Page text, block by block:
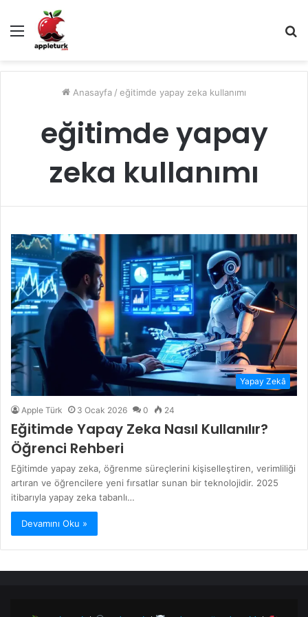
Menü
...
Anasayfa / eğitimde yapay zeka kullanımı
eğitimde yapay
zeka kullanımı
Yapay Zekâ
Apple Türk 3 Ocak 2026 0 24
Eğitimde Yapay Zeka Nasıl Kullanılır?
Öğrenci Rehberi
Eğitimde yapay zeka, öğrenme süreçlerini kişiselleştiren, verimliliği
artıran ve öğrencilere yeni fırsatlar sunan bir teknolojidir. 2025
itibarıyla yapay zeka tabanlı…
Devamını Oku »